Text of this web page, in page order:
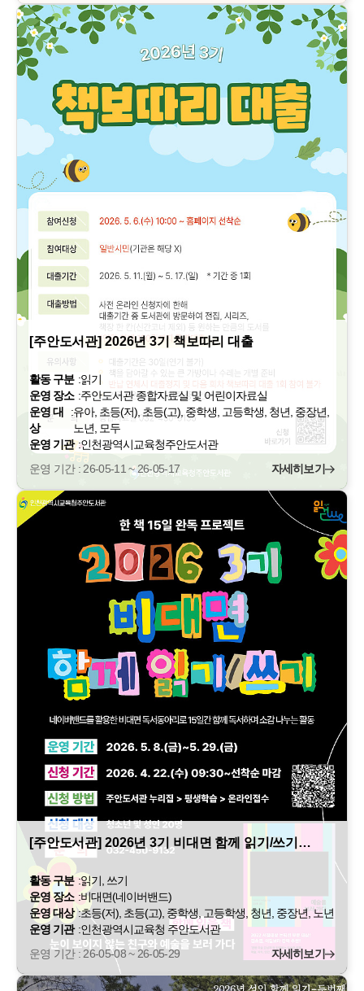
[주안도서관] 2026년 3기 책보따리 대출
활동 구분 :읽기
운영 장소 :주안도서관 종합자료실 및 어린이자료실
운영 대
상
:유아, 초등(저), 초등(고), 중학생, 고등학생, 청년, 중장년,
노년, 모두
운영 기관 :인천광역시교육청주안도서관
운영 기간 : 26-05-11 ~ 26-05-17
자세히보기
[주안도서관] 2026년 3기 비대면 함께 읽기/쓰기…
활동 구분 :읽기, 쓰기
운영 장소 :비대면(네이버밴드)
운영 대상 :초등(저), 초등(고), 중학생, 고등학생, 청년, 중장년, 노년
운영 기관 :인천광역시교육청 주안도서관
운영 기간 : 26-05-08 ~ 26-05-29
자세히보기